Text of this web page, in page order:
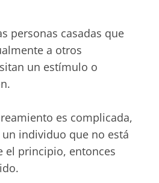
personas casadas que
a otros
un estímulo o
es complicada,
individuo que no está
el principio, entonces